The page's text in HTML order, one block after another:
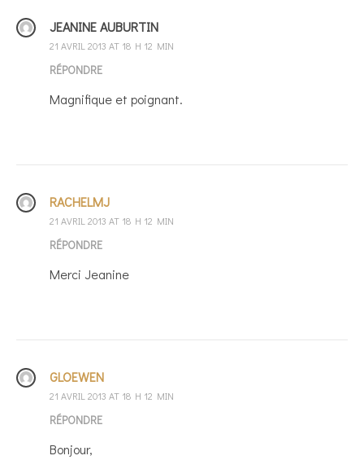
JEANINE AUBURTIN
21 AVRIL 2013 AT 18 H 12 MIN
RÉPONDRE
Magnifique et poignant.
RACHELMJ
21 AVRIL 2013 AT 18 H 12 MIN
RÉPONDRE
Merci Jeanine
GLOEWEN
21 AVRIL 2013 AT 18 H 12 MIN
RÉPONDRE
Bonjour,